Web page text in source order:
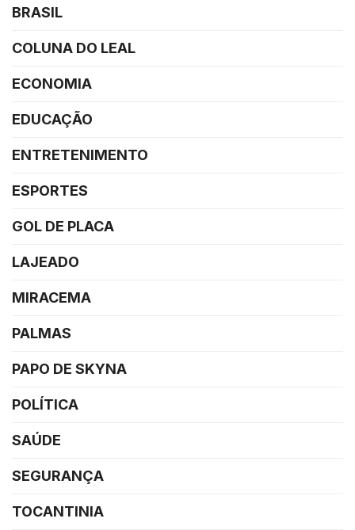
BRASIL
COLUNA DO LEAL
ECONOMIA
EDUCAÇÃO
ENTRETENIMENTO
ESPORTES
GOL DE PLACA
LAJEADO
MIRACEMA
PALMAS
PAPO DE SKYNA
POLÍTICA
SAÚDE
SEGURANÇA
TOCANTINIA